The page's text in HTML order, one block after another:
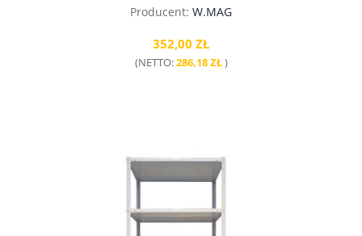
Producent: W.MAG
352,00 ZŁ
(NETTO:286,18 ZŁ)